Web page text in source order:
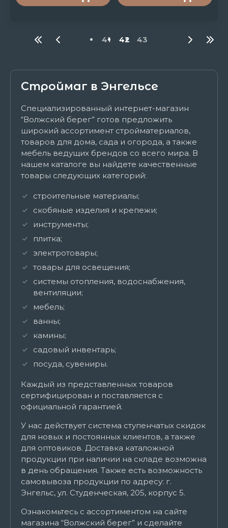
41 42 43
Строймаг в Энгельсе
Специализированный интернет-магазин
“Волжский берег” готов предложить
широкий ассортимент стройматериалов,
товаров для дома, сада и огорода, а также
мебель ведущих брендов со всего мира. В
нашем каталоге вы найдете качественные
товары следующих категорий:
строительные материалы;
скобяные изделия и крепежи;
инструменты;
плитка;
электротовары;
товары для освещения;
системы отопления, водоснабжения,
вентиляции;
мебель;
ванны;
камины;
садовый инвентарь;
посуда, сувениры.
Каждый из представленных товаров
сертифицирован и поставляется с
официальной гарантией.
У нас действует система ступенчатых скидок
для новых и постоянных клиентов, а также
для оптовиков. Доставка каталожной
продукции при наличии на складе возможна
в день обращения. Также есть возможность
самовывоза продукции по адресу: г.
Энгельс, ул. Студенческая, 205, корпус 5.
Ознакомьтесь с ассортиментом на сайте
магазина “Волжский берег” и сделайте